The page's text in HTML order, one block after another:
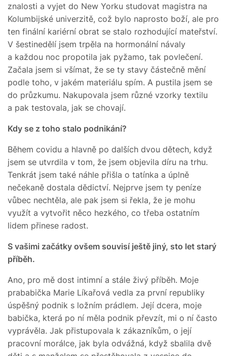
znalosti a vyjet do New Yorku studovat magistra na
Kolumbijské univerzitě, což bylo naprosto boží, ale pro
ten finální kariérní obrat se stalo rozhodující mateřství.
V šestinedělí jsem trpěla na hormonální návaly
a každou noc propotila jak pyžamo, tak povlečení.
Začala jsem si všímat, že se ty stavy částečně mění
podle toho, v jakém materiálu spím. A pustila jsem se
do průzkumu. Nakupovala jsem různé vzorky textilu
a pak testovala, jak se chovají.
Kdy se z toho stalo podnikání?
Během covidu a hlavně po dalších dvou dětech, když
jsem se utvrdila v tom, že jsem objevila díru na trhu.
Tenkrát jsem také náhle přišla o tatínka a úplně
nečekaně dostala dědictví. Nejprve jsem ty peníze
vůbec nechtěla, ale pak jsem si řekla, že je mohu
využít a vytvořit něco hezkého, co třeba ostatním
lidem přinese radost.
S vašimi začátky ovšem souvisí ještě jiný, sto let starý
příběh.
Ano, pro mě dost intimní a stále živý příběh. Moje
prababička Marie Líkařová vedla za první republiky
úspěšný podnik s ložním prádlem. Její dcera, moje
babička, která po ní měla podnik převzít, mi o ní často
vyprávěla. Jak přistupovala k zákazníkům, o její
pracovní morálce, jak byla odvážná, když sbalila dvě